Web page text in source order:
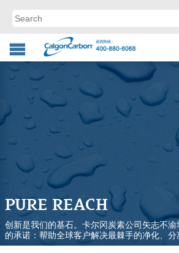
PURE REACH
创新是我们的基石。卡尔冈炭素公司矢志不
的承诺：帮助全球客户解决最棘手的净化、分